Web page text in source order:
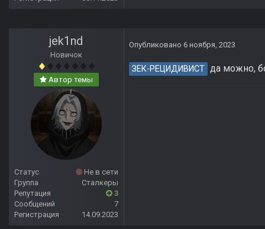
jek1nd
Новичок
Автор темы
Статус
Не в сети
Группа
Сталкеры
Репутация
3
Сообщений
7
Регистрация
14.09.2023
Опубликовано 6 ноября, 2023
ЗЕК-РЕЦИДИВИСТ да можно,